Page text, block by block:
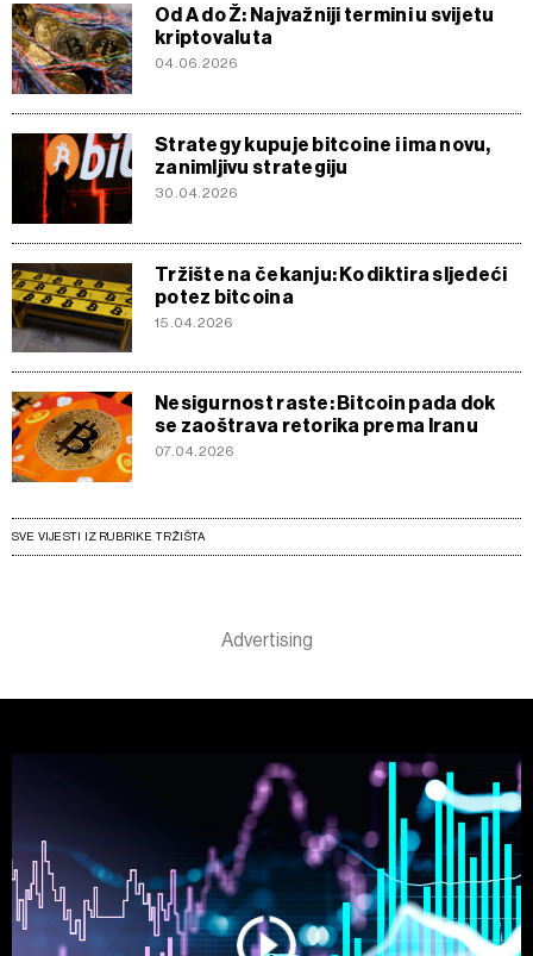
Od A do Ž: Najvažniji termini u svijetu
kriptovaluta
04.06.2026
Strategy kupuje bitcoine i ima novu,
zanimljivu strategiju
30.04.2026
Tržište na čekanju: Ko diktira sljedeći
potez bitcoina
15.04.2026
Nesigurnost raste: Bitcoin pada dok
se zaoštrava retorika prema Iranu
07.04.2026
SVE VIJESTI IZ RUBRIKE TRŽIŠTA